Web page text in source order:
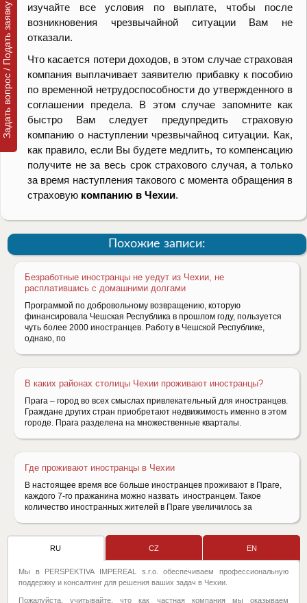
изучайте все условия по выплате, чтобы после
возникновения чрезвычайной ситуации Вам не
отказали.
Что касается потери доходов, в этом случае страховая
компания выплачивает заявителю прибавку к пособию
по временной нетрудоспособности до утвержденного в
соглашении предела. В этом случае запомните как
быстро Вам следует предупредить страховую
компанию о наступлении чрезвычайноq ситуации. Как,
как правило, если Вы будете медлить, то компенсацию
получите не за весь срок страхового случая, а только
за время наступления такового с момента обращения в
страховую компанию в Чехии.
Похожие записи:
Безработные иностранцы не уедут из Чехии, не
расплатившись с домашними долгами
Программой по добровольному возвращению, которую
финансировала Чешская Республика в прошлом году, пользуется
чуть более 2000 иностранцев. Работу в Чешской Республике,
однако, по
В каких районах столицы Чехии проживают иностранцы?
Прага – город во всех смыслах привлекательный для иностранцев.
Граждане других стран приобретают недвижимость именно в этом
городе. Прага разделена на множественные кварталы.
Где проживают иностранцы в Чехии
В настоящее время все больше иностранцев проживают в Праге,
каждого 7-го пражанина можно назвать иностранцем. Такое
количество иностранных жителей в Праге увеличилось за
Задать вопрос / Подать заявку
RU CZ EN
Мы в PERSPEKTIVA IMPEREAL s.r.o. обеспечиваем профессиональную
поддержку и консалтинг для решения ваших задач в Чехии.
Пожалуйста, учитывайте, что как частная компания мы оказываем